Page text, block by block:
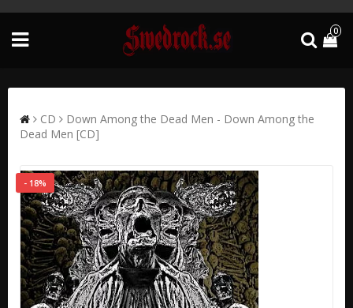
0
CD
Down Among the Dead Men - Down Among the
Dead Men [CD]
- 18%